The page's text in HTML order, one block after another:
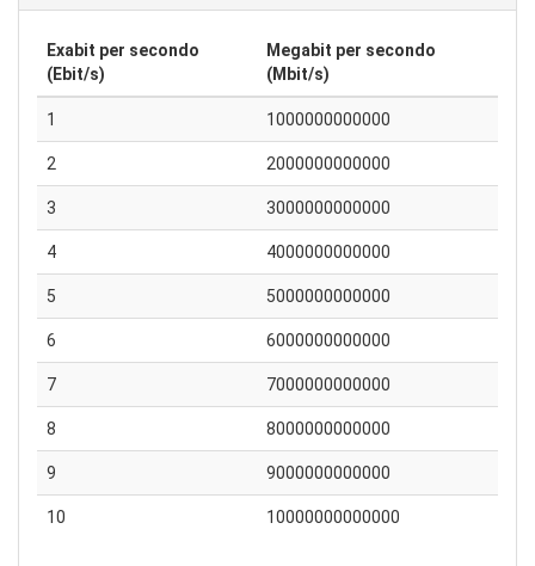
Exabit per secondo
(Ebit/s)
Megabit per secondo
(Mbit/s)
1 1000000000000
2 2000000000000
3 3000000000000
4 4000000000000
5 5000000000000
6 6000000000000
7 7000000000000
8 8000000000000
9 9000000000000
10 10000000000000